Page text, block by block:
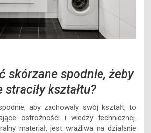
skórzane spodnie, żeby
straciły kształtu?
aby zachowały swój kształt, to
ostrożności i wiedzy technicznej.
materiał, jest wrażliwa na działanie